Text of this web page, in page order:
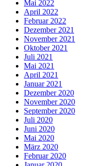
Mai 2022
April 2022
Februar 2022
Dezember 2021
November 2021
Oktober 2021
Juli 2021
Mai 2021
April 2021
Januar 2021
Dezember 2020
November 2020
September 2020
Juli 2020
Juni 2020
Mai 2020
März 2020
Februar 2020